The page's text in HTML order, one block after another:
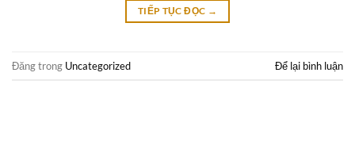
TIẾP TỤC ĐỌC →
Đăng trong Uncategorized Để lại bình luận